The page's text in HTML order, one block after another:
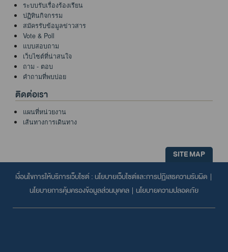
ระบบรับเรื่องร้องเรียน
ปฏิทินกิจกรรม
สมัครรับข้อมูลข่าวสาร
Vote & Poll
แบบสอบถาม
เว็บไซต์ที่น่าสนใจ
ถาม - ตอบ
คำถามที่พบบ่อย
ติดต่อเรา
แผนที่หน่วยงาน
เส้นทางการเดินทาง
SITE MAP
เงื่อนไขการให้บริการเว็บไซต์ : นโยบายเว็บไซต์และการปฏิเสธความรับผิด |
นโยบายการคุ้มครองข้อมูลส่วนบุคคล | นโยบายความปลอดภัย